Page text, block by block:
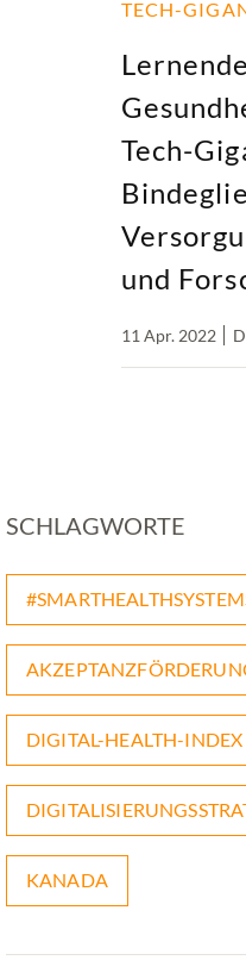
TECH-
Tech-
und
11 Apr. 2022
SCHLAGWORTE
DIGITAL-HEALTH-INDEX
KANADA